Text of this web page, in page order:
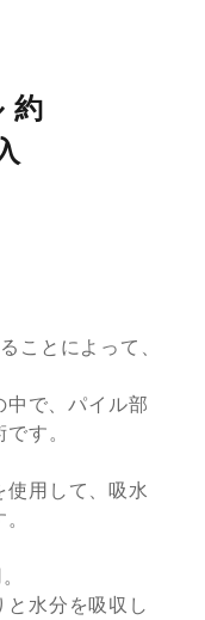
約
ことによって、
で、パイル部
す。
用して、吸水
水分を吸収し